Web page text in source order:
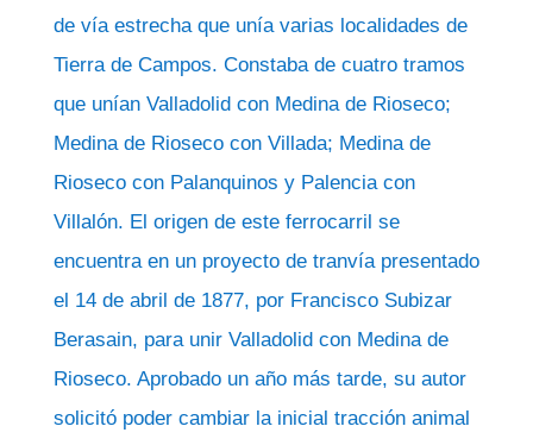
de vía estrecha que unía varias localidades de
Tierra de Campos. Constaba de cuatro tramos
que unían Valladolid con Medina de Rioseco;
Medina de Rioseco con Villada; Medina de
Rioseco con Palanquinos y Palencia con
Villalón. El origen de este ferrocarril se
encuentra en un proyecto de tranvía presentado
el 14 de abril de 1877, por Francisco Subizar
Berasain, para unir Valladolid con Medina de
Rioseco. Aprobado un año más tarde, su autor
solicitó poder cambiar la inicial tracción animal